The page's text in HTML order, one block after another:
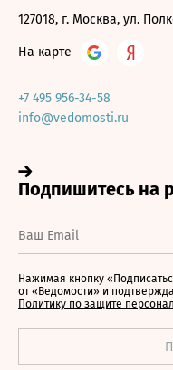
127018, г. Москва, ул.
На карте
+7 495 956-34-58
info@vedomosti.ru
Нажимая кнопку
от «Ведомости» и
Политику по защите